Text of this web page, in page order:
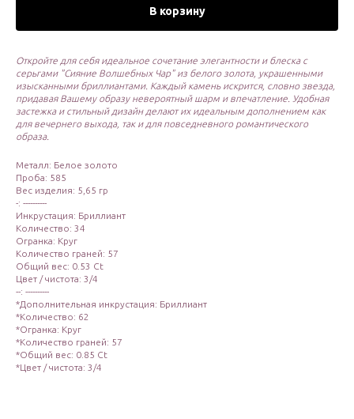
В корзину
Откройте для себя идеальное сочетание элегантности и блеска c
серьгами "Сияние Волшебных Чар" из белого золота, украшенными
изысканными бриллиантами. Каждый камень искрится, словно звезда,
придавая Вашему образу невероятный шарм и впечатление. Удобная
застежка и стильный дизайн делают их идеальным дополнением как
для вечернего выхода, так и для повседневного романтического
образа.
Металл: Белое золото
Проба: 585
Вес изделия: 5,65 гр
-: ----------
Инкрустация: Бриллиант
Количество: 34
Огранка: Круг
Количество граней: 57
Общий вес: 0.53 Ct
Цвет / чистота: 3/4
--: ----------
*Дополнительная инкрустация: Бриллиант
*Количество: 62
*Огранка: Круг
*Количество граней: 57
*Общий вес: 0.85 Ct
*Цвет / чистота: 3/4